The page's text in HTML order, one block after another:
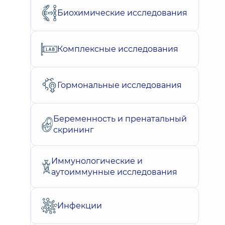
Биохимические исследования
Комплексные исследования
Гормональные исследования
Беременность и пренатальный
скрининг
Иммунологические и
аутоиммунные исследования
Инфекции